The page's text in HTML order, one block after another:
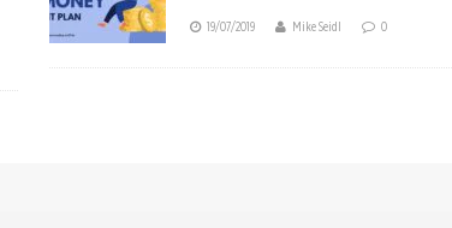
19/07/2019 Mike Seidl 0